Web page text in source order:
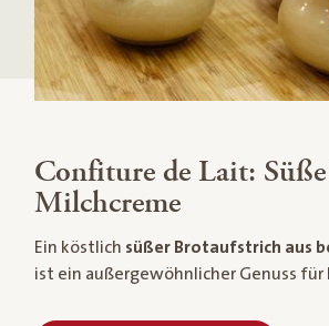
Confiture de Lait:
Milchcreme
Ein köstlich süßer Brotaufstrich aus
ist ein außergewöhnlicher Genuss für